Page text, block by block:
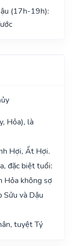
(17h-19h):
Hỏa), là
Hợi, Ất Hợi.
đặc biệt tuổi:
Hỏa không sợ
Sửu và Dậu
tuyệt Tý